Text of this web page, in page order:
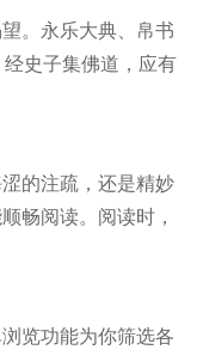
。永乐大典、帛书
史子集佛道，应有
的注疏，还是精妙
畅阅读。阅读时，
览功能为你筛选各